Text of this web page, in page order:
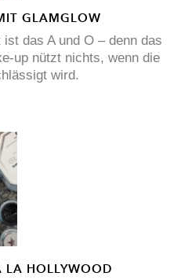
GLAMGLOW
das A und O – denn das
up nützt nichts, wenn die
wird.
LA HOLLYWOOD